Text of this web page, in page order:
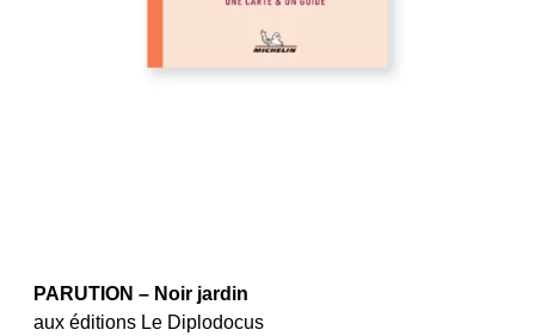
PARUTION – Noir jardin
aux éditions Le Diplodocus